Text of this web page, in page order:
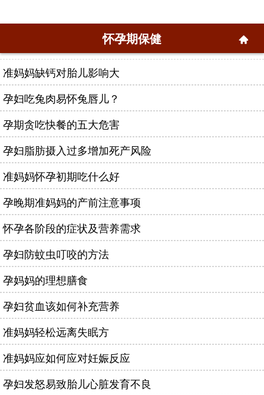
怀孕期保健
准妈妈缺钙对胎儿影响大
孕妇吃兔肉易怀兔唇儿？
孕期贪吃快餐的五大危害
孕妇脂肪摄入过多增加死产风险
准妈妈怀孕初期吃什么好
孕晚期准妈妈的产前注意事项
怀孕各阶段的症状及营养需求
孕妇防蚊虫叮咬的方法
孕妈妈的理想膳食
孕妇贫血该如何补充营养
准妈妈轻松远离失眠方
准妈妈应如何应对妊娠反应
孕妇发怒易致胎儿心脏发育不良